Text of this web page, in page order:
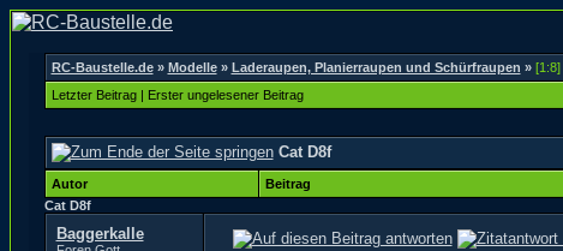
RC-Baustelle.de» Modelle» Laderaupen, Planierraupen und Schürfraupen » [1:8]
Letzter Beitrag| Erster ungelesener Beitrag
Cat D8f
Autor Beitrag
Cat D8f
Baggerkalle